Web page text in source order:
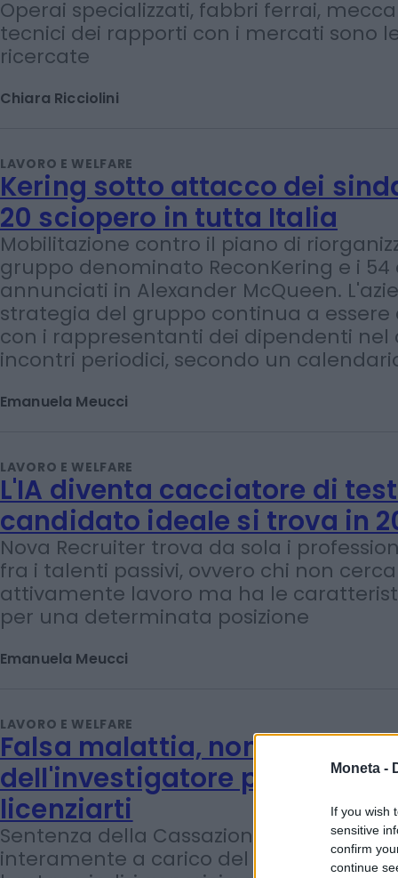
Moneta -
If you wish
sensitive
confirm
continue
LAVORO E WELFARE
Lavoro, introvabili quasi la
figure richieste
Operai specializzati, fabbri ferrai,
Chiara Ricciolini
LAVORO E WELFARE
Kering sotto attacco dei
20 sciopero in tutta Italia
Mobilitazione contro il piano di
gruppo denominato ReconKering e i 54
annunciati in Alexander McQueen.
strategia del gruppo continua a essere
Emanuela Meucci
LAVORO E WELFARE
L'IA diventa cacciatore di
candidato ideale si trova in
Nova Recruiter trova da sola i
fra i talenti passivi, ovvero chi non cerca
Emanuela Meucci
LAVORO E WELFARE
Falsa malattia, non bastano
dell'investigatore privato per